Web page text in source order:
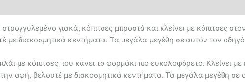
γιακά, κόπιτσες μπροστά και κλείνει με κόπιτσες
διακοσμητικά κεντήματα. Τα μεγάλα μεγέθη σε αυτόν τον
με κόπιτσες που κάνει το φορμάκι πιο ευκολοφόρετο. Κλείνει
αφή, βελουτέ με διακοσμητικά κεντήματα. Τα μεγάλα μεγέθη σε